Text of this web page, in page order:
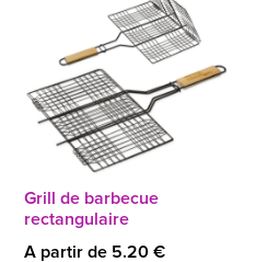
Grill de barbecue
rectangulaire
A partir de 5.20 €